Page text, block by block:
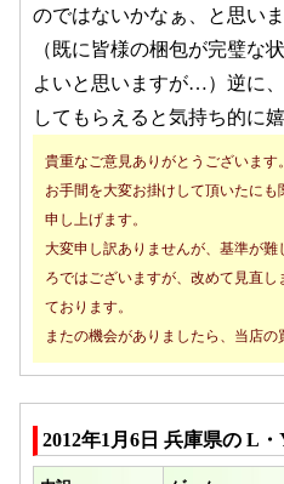
のではないかなぁ、と思いま
（既に皆様の梱包が完璧な
よいと思いますが…）逆に
してもらえると気持ち的に
貴重なご意見ありがとうございます。
お手間を大変お掛けして頂いたに
申し上げます。
大変申し訳ありませんが、基準が難
ろではございますが、改めて見直し
ております。
またの機会がありましたら、当店の
2012年1月6日 兵庫県の L・